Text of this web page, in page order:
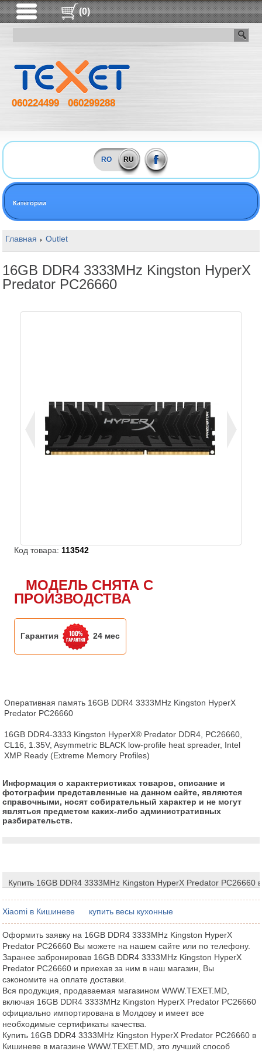
(0)
060224499 060299288
RO RU
Категории
Главная Outlet
16GB DDR4 3333MHz Kingston HyperX
Predator PC26660
Код товара: 113542
МОДЕЛЬ СНЯТА С
ПРОИЗВОДСТВА
Гарантия 24 мес
Оперативная память 16GB DDR4 3333MHz Kingston HyperX
Predator PC26660
16GB DDR4-3333 Kingston HyperX® Predator DDR4, PC26660,
CL16, 1.35V, Asymmetric BLACK low-profile heat spreader, Intel
XMP Ready (Extreme Memory Profiles)
Информация о характеристиках товаров, описание и
фотографии представленные на данном сайте, являются
справочными, носят собирательный характер и не могут
являться предметом каких-либо административных
разбирательств.
Купить 16GB DDR4 3333MHz Kingston HyperX Predator PC26660
Xiaomi в Кишиневе купить весы кухонные
Оформить заявку на 16GB DDR4 3333MHz Kingston HyperX
Predator PC26660 Вы можете на нашем сайте или по телефону.
Заранее забронировав 16GB DDR4 3333MHz Kingston HyperX
Predator PC26660 и приехав за ним в наш магазин, Вы
сэкономите на оплате доставки.
Вся продукция, продаваемая магазином WWW.TEXET.MD,
включая 16GB DDR4 3333MHz Kingston HyperX Predator PC26660
официально импортирована в Молдову и имеет все
необходимые сертификаты качества.
Купить 16GB DDR4 3333MHz Kingston HyperX Predator PC26660 в
Кишиневе в магазине WWW.TEXET.MD, это лучший способ